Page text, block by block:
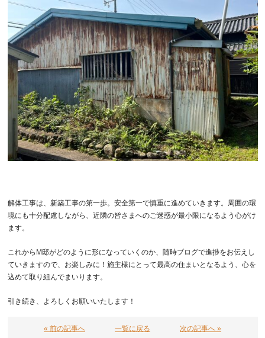
解体工事は、新築工事の第一歩。安全第一で慎重に進めていきます。周囲の環
境にも十分配慮しながら、近隣の皆さまへのご迷惑が最小限になるよう心がけ
ます。
これからM邸がどのように形になっていくのか、随時ブログで進捗をお伝えし
ていきますので、お楽しみに！施主様にとって最高の住まいとなるよう、心を
込めて取り組んでまいります。
引き続き、よろしくお願いいたします！
« 前の記事へ 一覧に戻る 次の記事へ »